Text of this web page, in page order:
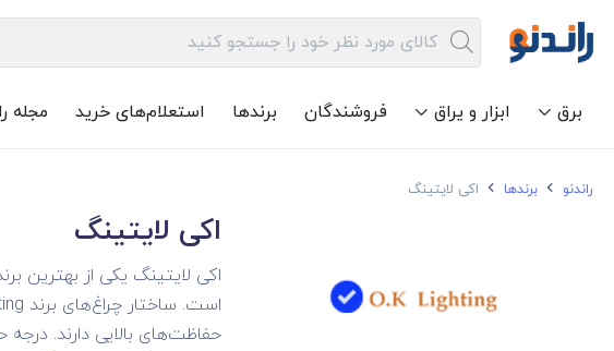
برق ابزار و یراق فروشندگان برندها استعلام‌های خرید مجله
راندنو برندها اکی لایتینگ
اکی لایتینگ
اکی لایتینگ یکی از بهترین